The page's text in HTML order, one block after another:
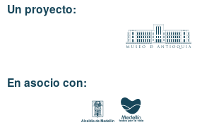
Un proyecto:
En asocio con: